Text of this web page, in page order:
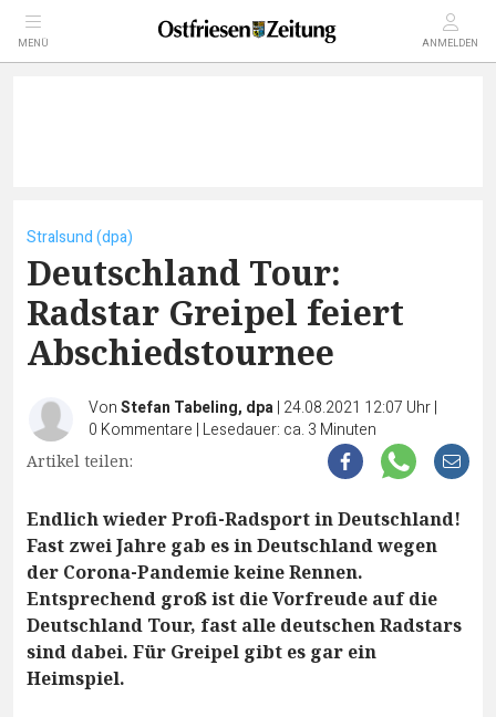
MENÜ ANMELDEN
Stralsund (dpa)
Deutschland Tour:
Radstar Greipel feiert
Abschiedstournee
VonStefan Tabeling, dpa| 24.08.2021 12:07 Uhr|
0 Kommentare | Lesedauer: ca. 3 Minuten
Artikel teilen:
Endlich wieder Profi-Radsport in Deutschland!
Fast zwei Jahre gab es in Deutschland wegen
der Corona-Pandemie keine Rennen.
Entsprechend groß ist die Vorfreude auf die
Deutschland Tour, fast alle deutschen Radstars
sind dabei. Für Greipel gibt es gar ein
Heimspiel.